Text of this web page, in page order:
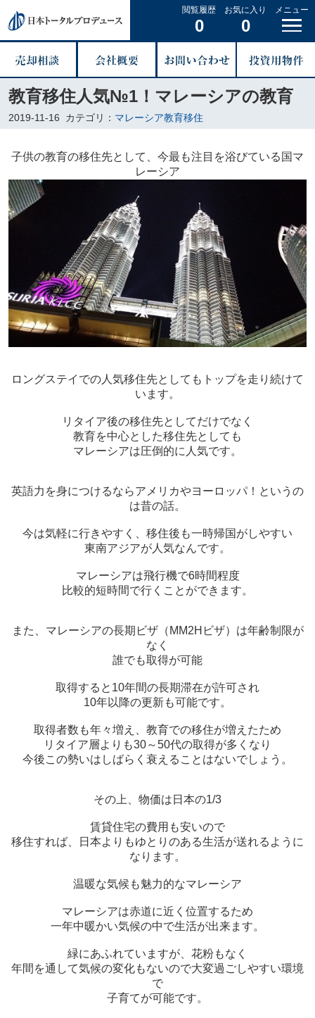
閲覧履歴
0
お気に入り
0
メニュー
教育移住人気№1！マレーシアの教育
2019-11-16 カテゴリ： マレーシア教育移住
子供の教育の移住先として、今最も注目を浴びている国マ
レーシア
ロングステイでの人気移住先としてもトップを走り続けて
います。
リタイア後の移住先としてだけでなく
教育を中心とした移住先としても
マレーシアは圧倒的に人気です。
英語力を身につけるならアメリカやヨーロッパ！というの
は昔の話。
今は気軽に行きやすく、移住後も一時帰国がしやすい
東南アジアが人気なんです。
マレーシアは飛行機で6時間程度
比較的短時間で行くことができます。
また、マレーシアの長期ビザ（MM2Hビザ）は年齢制限が
なく
誰でも取得が可能
取得すると10年間の長期滞在が許可され
10年以降の更新も可能です。
取得者数も年々増え、教育での移住が増えたため
リタイア層よりも30～50代の取得が多くなり
今後この勢いはしばらく衰えることはないでしょう。
その上、物価は日本の1/3
賃貸住宅の費用も安いので
移住すれば、日本よりもゆとりのある生活が送れるように
なります。
温暖な気候も魅力的なマレーシア
マレーシアは赤道に近く位置するため
一年中暖かい気候の中で生活が出来ます。
緑にあふれていますが、花粉もなく
年間を通して気候の変化もないので大変過ごしやすい環境
で
子育てが可能です。